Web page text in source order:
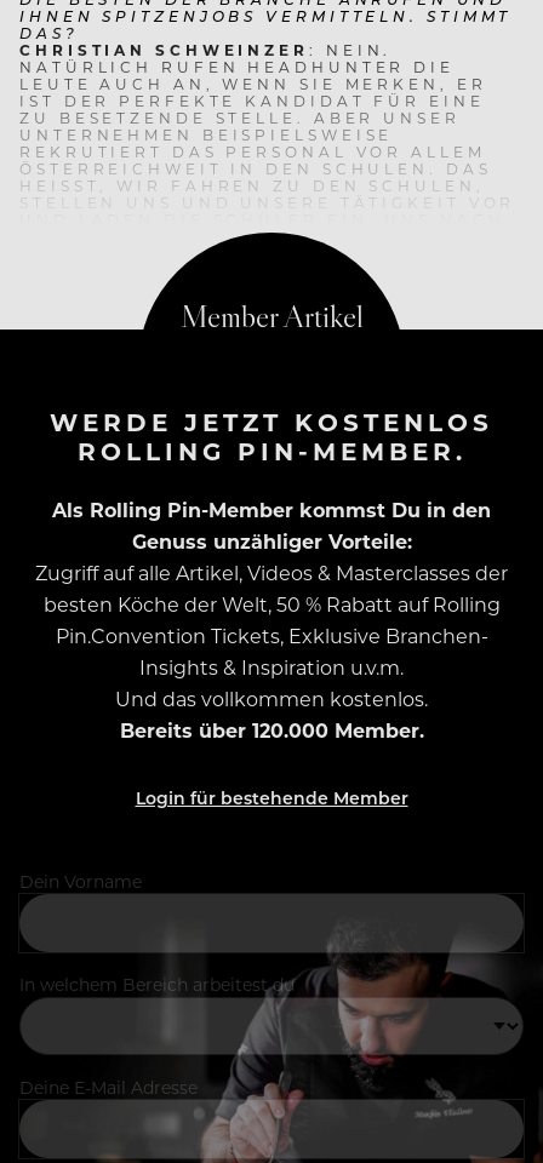
IHNEN SPITZENJOBS VERMITTELN. STIMMT
DAS?
CHRISTIAN SCHWEINZER: NEIN.
NATÜRLICH RUFEN HEADHUNTER DIE
LEUTE AUCH AN, WENN SIE MERKEN, ER
IST DER PERFEKTE KANDIDAT FÜR EINE
ZU BESETZENDE STELLE. ABER UNSER
UNTERNEHMEN BEISPIELSWEISE
REKRUTIERT DAS PERSONAL VOR ALLEM
ÖSTERREICHWEIT IN DEN SCHULEN. DAS
HEISST, WIR FAHREN ZU DEN SCHULEN, S
TELLEN UNS UND UNSERE TÄTIGKEIT VOR U
BSCHLUSS DER SCHULZEIT IHREN L
EBENSLAUF ZU SCHICKEN.
WERDE JETZT KOSTENLOS
ROLLING PIN-MEMBER.
Als Rolling Pin-Member kommst Du in den
Genuss unzähliger Vorteile:
Zugriff auf alle Artikel, Videos & Masterclasses der
besten Köche der Welt, 50 % Rabatt auf Rolling
Pin.Convention Tickets, Exklusive Branchen-
Insights & Inspiration u.v.m.
Und das vollkommen kostenlos.
Bereits über 120.000 Member.
Login für bestehende Member
Dein Vorname
In welchem Bereich arbeitest du
Deine E-Mail Adresse